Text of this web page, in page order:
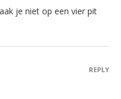
je niet op een vier pit
REPLY